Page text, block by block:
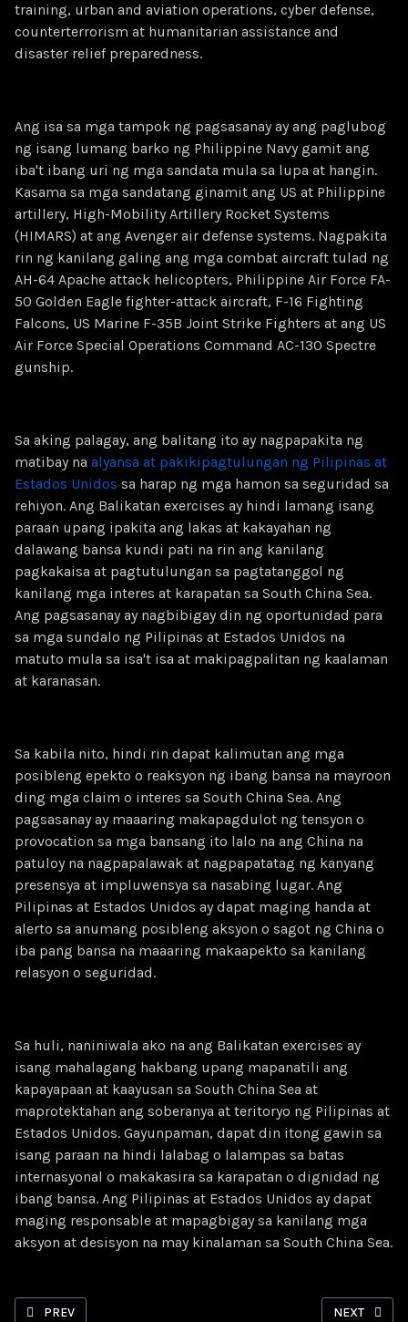
training, urban and aviation operations, cyber defense,
counterterrorism at humanitarian assistance and
disaster relief preparedness.
Ang isa sa mga tampok ng pagsasanay ay ang paglubog
ng isang lumang barko ng Philippine Navy gamit ang
iba't ibang uri ng mga sandata mula sa lupa at hangin.
Kasama sa mga sandatang ginamit ang US at Philippine
artillery, High-Mobility Artillery Rocket Systems
(HIMARS) at ang Avenger air defense systems. Nagpakita
rin ng kanilang galing ang mga combat aircraft tulad ng
AH-64 Apache attack helicopters, Philippine Air Force FA-
50 Golden Eagle fighter-attack aircraft, F-16 Fighting
Falcons, US Marine F-35B Joint Strike Fighters at ang US
Air Force Special Operations Command AC-130 Spectre
gunship.
Sa aking palagay, ang balitang ito ay nagpapakita ng
matibay na alyansa at pakikipagtulungan ng Pilipinas at
Estados Unidos sa harap ng mga hamon sa seguridad sa
rehiyon. Ang Balikatan exercises ay hindi lamang isang
paraan upang ipakita ang lakas at kakayahan ng
dalawang bansa kundi pati na rin ang kanilang
pagkakaisa at pagtutulungan sa pagtatanggol ng
kanilang mga interes at karapatan sa South China Sea.
Ang pagsasanay ay nagbibigay din ng oportunidad para
sa mga sundalo ng Pilipinas at Estados Unidos na
matuto mula sa isa't isa at makipagpalitan ng kaalaman
at karanasan.
Sa kabila nito, hindi rin dapat kalimutan ang mga
posibleng epekto o reaksyon ng ibang bansa na mayroon
ding mga claim o interes sa South China Sea. Ang
pagsasanay ay maaaring makapagdulot ng tensyon o
provocation sa mga bansang ito lalo na ang China na
patuloy na nagpapalawak at nagpapatatag ng kanyang
presensya at impluwensya sa nasabing lugar. Ang
Pilipinas at Estados Unidos ay dapat maging handa at
alerto sa anumang posibleng aksyon o sagot ng China o
iba pang bansa na maaaring makaapekto sa kanilang
relasyon o seguridad.
Sa huli, naniniwala ako na ang Balikatan exercises ay
isang mahalagang hakbang upang mapanatili ang
kapayapaan at kaayusan sa South China Sea at
maprotektahan ang soberanya at teritoryo ng Pilipinas at
Estados Unidos. Gayunpaman, dapat din itong gawin sa
isang paraan na hindi lalabag o lalampas sa batas
internasyonal o makakasira sa karapatan o dignidad ng
ibang bansa. Ang Pilipinas at Estados Unidos ay dapat
maging responsable at mapagbigay sa kanilang mga
aksyon at desisyon na may kinalaman sa South China Sea.
PREVIOUS ARTICLE: OPINYON: PILIPINAS NAGHAHANDA PARA SA
PREV NEXT
NEXT